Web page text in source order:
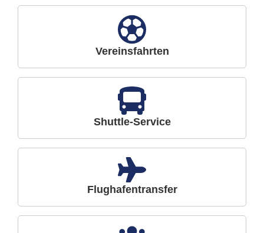
Vereinsfahrten
Shuttle-Service
Flughafentransfer